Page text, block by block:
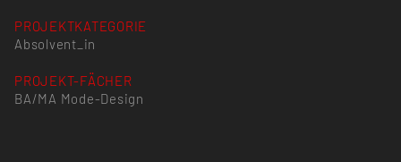
PROJEKTKATEGORIE
Absolvent_in
PROJEKT-FÄCHER
BA/MA Mode-Design